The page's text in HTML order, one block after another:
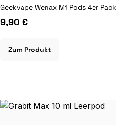
Geekvape Wenax M1 Pods 4er Pack
9,90 €
Zum Produkt